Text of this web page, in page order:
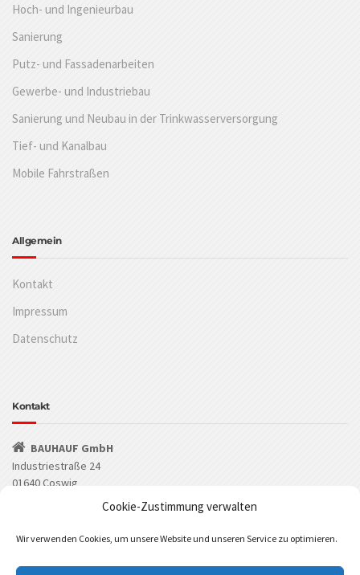
Cookie-Zustimmung verwalten
Wir verwenden Cookies, um unsere Website und unseren Service zu optimieren.
Hoch- und Ingenieurbau
Sanierung
Putz- und Fassadenarbeiten
Gewerbe- und Industriebau
Sanierung und Neubau in der Trinkwasserversorgung
Tief- und Kanalbau
Mobile Fahrstraßen
Allgemein
Kontakt
Impressum
Datenschutz
Kontakt
BAUHAUF GmbH
Industriestraße 24
01640 Coswig
(03523) 53549-29
info@bauhauf.de